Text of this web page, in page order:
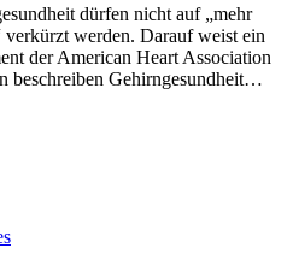
dürfen nicht auf „mehr
verkürzt werden. Darauf weist ein
der American Heart Association
beschreiben Gehirngesundheit…